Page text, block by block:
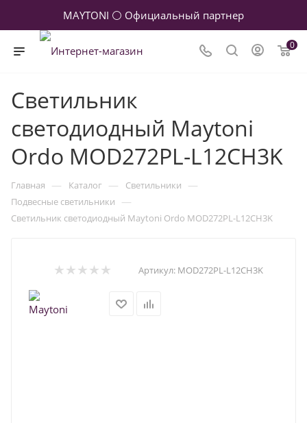
MAYTONI ⚪ Официальный партнер
0
Светильник
светодиодный Maytoni
Ordo MOD272PL-L12CH3K
Главная — Каталог — Светильники —
Подвесные светильники —
Светильник светодиодный Maytoni Ordo MOD272PL-L12CH3K
Артикул: MOD272PL-L12CH3K